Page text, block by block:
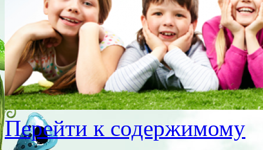
Перейти к содержимому